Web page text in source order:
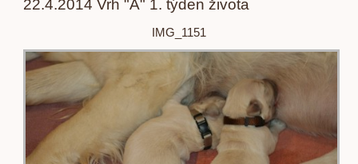
22.4.2014 Vrh "A" 1. týden života
IMG_1151